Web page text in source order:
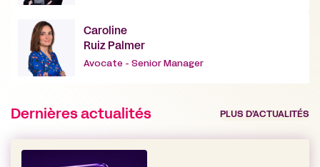
Caroline
Ruiz Palmer
Avocate - Senior Manager
Dernières actualités PLUS D’ACTUALITÉS